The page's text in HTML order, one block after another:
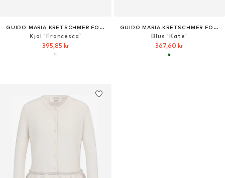
GUIDO MARIA KRETSCHMER FOR BRIDGERTON
Kjol 'Francesca'
395,85 kr
GUIDO MARIA KRETSCHMER FOR BRIDGERTON
Blus 'Kate'
367,60 kr